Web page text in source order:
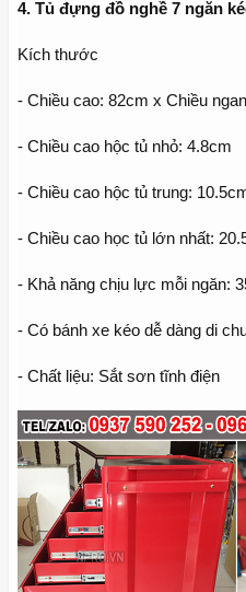
4. Tủ đựng đồ nghề 7 ngăn
Kích thước
- Chiều cao: 82cm x Chiều
- Chiều cao hộc tủ nhỏ: 4.8cm
- Chiều cao hộc tủ trung:
- Chiều cao học tủ lớn nhất:
- Khả năng chịu lực mỗi ngăn:
- Có bánh xe kéo dễ dàng di
- Chất liệu: Sắt sơn tĩnh điện